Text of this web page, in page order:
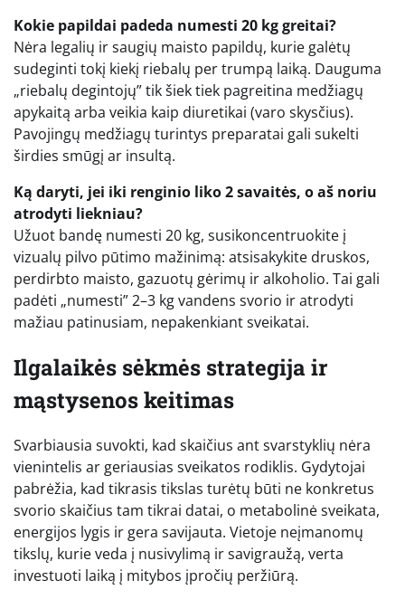
Kokie papildai padeda numesti 20 kg greitai?
Nėra legalių ir saugių maisto papildų, kurie galėtų
sudeginti tokį kiekį riebalų per trumpą laiką. Dauguma
„riebalų degintojų” tik šiek tiek pagreitina medžiagų
apykaitą arba veikia kaip diuretikai (varo skysčius).
Pavojingų medžiagų turintys preparatai gali sukelti
širdies smūgį ar insultą.
Ką daryti, jei iki renginio liko 2 savaitės, o aš noriu
atrodyti liekniau?
Užuot bandę numesti 20 kg, susikoncentruokite į
vizualų pilvo pūtimo mažinimą: atsisakykite druskos,
perdirbto maisto, gazuotų gėrimų ir alkoholio. Tai gali
padėti „numesti” 2–3 kg vandens svorio ir atrodyti
mažiau patinusiam, nepakenkiant sveikatai.
Ilgalaikės sėkmės strategija ir
mąstysenos keitimas
Svarbiausia suvokti, kad skaičius ant svarstyklių nėra
vienintelis ar geriausias sveikatos rodiklis. Gydytojai
pabrėžia, kad tikrasis tikslas turėtų būti ne konkretus
svorio skaičius tam tikrai datai, o metabolinė sveikata,
energijos lygis ir gera savijauta. Vietoje neįmanomų
tikslų, kurie veda į nusivylimą ir savigraužą, verta
investuoti laiką į mitybos įpročių peržiūrą.